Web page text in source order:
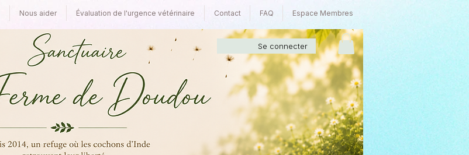
Nous aider Évaluation de l'urgence vétérinaire Contact FAQ Espace Membres
Se connecter